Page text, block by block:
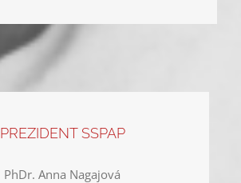
PREZIDENT SSPAP
PhDr. Anna Nagajová